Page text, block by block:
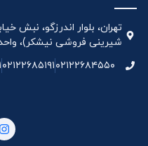
شیرینی فروشی نیشکر)، واحد ۳۳ ، طبقه
۰۲۱۲۲۶۸۴۵۵۰۰۲۱۲۲۶۸۵۱۹۱